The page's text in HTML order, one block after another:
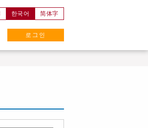
한국어 简体字
로그인